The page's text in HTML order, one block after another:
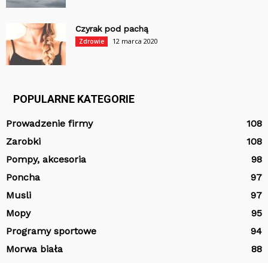
Czyrak pod pachą
Zdrowie 12 marca 2020
POPULARNE KATEGORIE
Prowadzenie firmy
108
Zarobki
108
Pompy, akcesoria
98
Poncha
97
Musli
97
Mopy
95
Programy sportowe
94
Morwa biała
88